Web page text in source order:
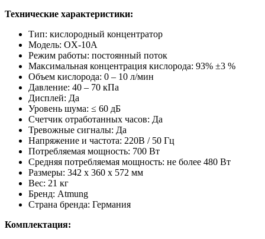
Технические характеристики:
Тип: кислородный концентратор
Модель: OX-10A
Режим работы: постоянный поток
Максимальная концентрация кислорода: 93% ±3 %
Объем кислорода: 0 – 10 л/мин
Давление: 40 – 70 кПа
Дисплей: Да
Уровень шума: ≤ 60 дБ
Счетчик отработанных часов: Да
Тревожные сигналы: Да
Напряжение и частота: 220В / 50 Гц
Потребляемая мощность: 700 Вт
Средняя потребляемая мощность: не более 480 Вт
Размеры: 342 х 360 х 572 мм
Вес: 21 кг
Бренд: Atmung
Страна бренда: Германия
Комплектация: